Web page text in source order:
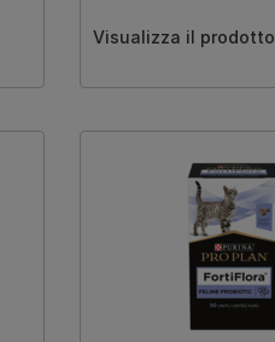
Visualizza il prodotto